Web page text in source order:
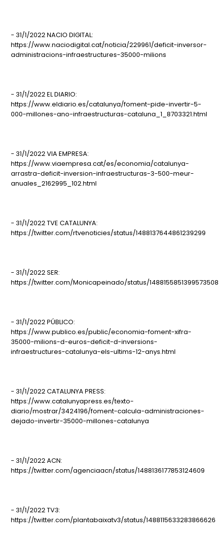
- 31/1/2022 NACIO DIGITAL:
https://www.naciodigital.cat/noticia/229961/deficit-inversor-
administracions-infraestructures-35000-milions
- 31/1/2022 EL DIARIO:
https://www.eldiario.es/catalunya/foment-pide-invertir-5-
000-millones-ano-infraestructuras-cataluna_1_8703321.html
- 31/1/2022 VIA EMPRESA:
https://www.viaempresa.cat/es/economia/catalunya-
arrastra-deficit-inversion-infraestructuras-3-500-meur-
anuales_2162995_102.html
- 31/1/2022 TVE CATALUNYA:
https://twitter.com/rtvenoticies/status/1488137644861239299
- 31/1/2022 SER:
https://twitter.com/Monicapeinado/status/1488155851399573508
- 31/1/2022 PÚBLICO:
https://www.publico.es/public/economia-foment-xifra-
35000-milions-d-euros-deficit-d-inversions-
infraestructures-catalunya-els-ultims-12-anys.html
- 31/1/2022 CATALUNYA PRESS:
https://www.catalunyapress.es/texto-
diario/mostrar/3424196/foment-calcula-administraciones-
dejado-invertir-35000-millones-catalunya
- 31/1/2022 ACN:
https://twitter.com/agenciaacn/status/1488136177853124609
- 31/1/2022 TV3:
https://twitter.com/plantabaixatv3/status/1488115633283866626